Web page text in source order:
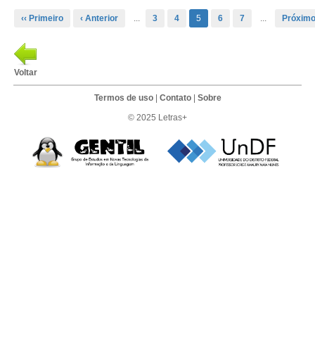
‹‹ Primeiro ‹ Anterior ... 3 4 5 6 7 ...
Voltar
Termos de uso| Contato| Sobre
© 2025 Letras+